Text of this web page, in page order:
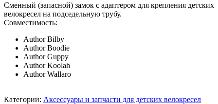
Сменный (запасной) замок с адаптером для крепления детских
велокресел на подседельную трубу.
Совместимость:
Author Bilby
Author Boodie
Author Guppy
Author Koolah
Author Wallaro
Категории: Аксессуары и запчасти для детских велокресел